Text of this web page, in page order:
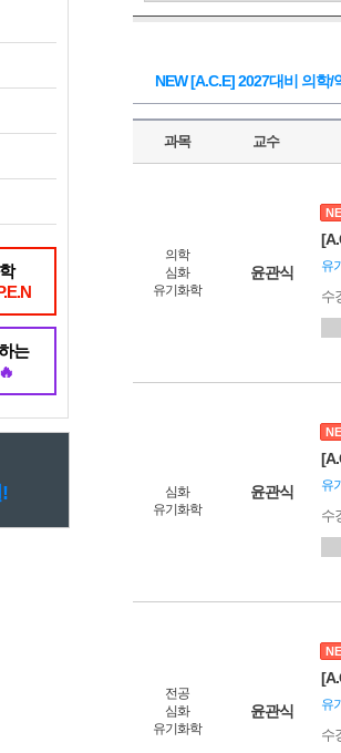
는
NEW [A.C.E] 2027대비 의학
과목 교수
의학
심화
유기화학
윤관식 유
수
심화
유기화학
윤관식 유
수
전공
심화
유기화학
윤관식 유
수